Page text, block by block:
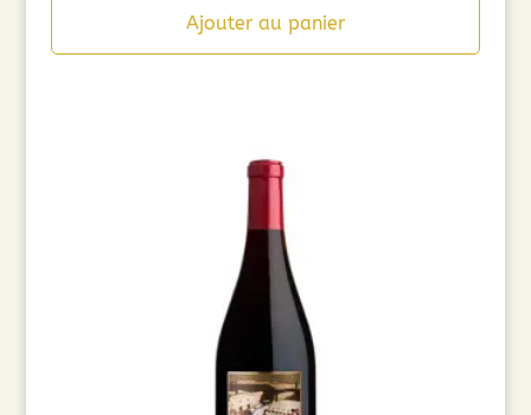
Ajouter au panier